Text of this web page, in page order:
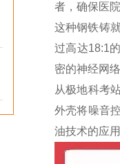
者，确保医
这种钢铁铸
过高达18:1
密的神经网
从极地科考
外壳将噪音
油技术的应